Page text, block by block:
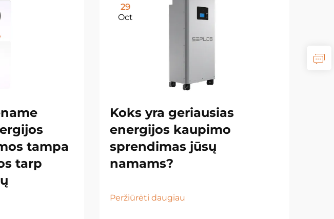
tampa
tarp
29
Oct
Koks yra geriausias
energijos kaupimo
sprendimas jūsų
namams?
Peržiūrėti daugiau